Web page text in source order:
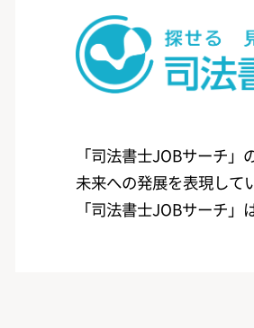
「司法書士JOBサーチ
未来への発展を表現して
「司法書士JOBサーチ